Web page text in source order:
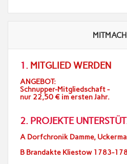
1. MITGLIED WERDEN
ANGEBOT:
Schnupper-Mitgliedschaft -
nur 22,50 € im ersten Jahr.
2. PROJEKTE
A Dorfchronik Damme,
B Brandakte Kliestow 1783-